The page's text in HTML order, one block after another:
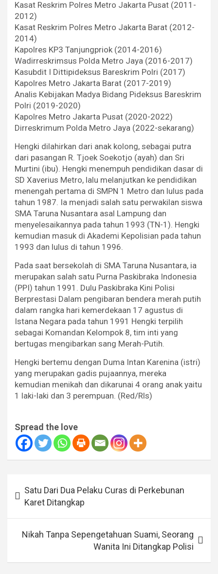
Kasat Reskrim Polres Metro Jakarta Pusat (2011-
2012)
Kasat Reskrim Polres Metro Jakarta Barat (2012-
2014)
Kapolres KP3 Tanjungpriok (2014-2016)
Wadirreskrimsus Polda Metro Jaya (2016-2017)
Kasubdit I Dittipideksus Bareskrim Polri (2017)
Kapolres Metro Jakarta Barat (2017-2019)
Analis Kebijakan Madya Bidang Pideksus Bareskrim
Polri (2019-2020)
Kapolres Metro Jakarta Pusat (2020-2022)
Dirreskrimum Polda Metro Jaya (2022-sekarang)
Hengki dilahirkan dari anak kolong, sebagai putra
dari pasangan R. Tjoek Soekotjo (ayah) dan Sri
Murtini (ibu). Hengki menempuh pendidikan dasar di
SD Xaverius Metro, lalu melanjutkan ke pendidikan
menengah pertama di SMPN 1 Metro dan lulus pada
tahun 1987. Ia menjadi salah satu perwakilan siswa
SMA Taruna Nusantara asal Lampung dan
menyelesaikannya pada tahun 1993 (TN-1). Hengki
kemudian masuk di Akademi Kepolisian pada tahun
1993 dan lulus di tahun 1996.
Pada saat bersekolah di SMA Taruna Nusantara, ia
merupakan salah satu Purna Paskibraka Indonesia
(PPI) tahun 1991. Dulu Paskibraka Kini Polisi
Berprestasi Dalam pengibaran bendera merah putih
dalam rangka hari kemerdekaan 17 agustus di
Istana Negara pada tahun 1991 Hengki terpilih
sebagai Komandan Kelompok 8, tim inti yang
bertugas mengibarkan sang Merah-Putih.
Hengki bertemu dengan Duma Intan Karenina (istri)
yang merupakan gadis pujaannya, mereka
kemudian menikah dan dikarunai 4 orang anak yaitu
1 laki-laki dan 3 perempuan. (Red/Rls)
Spread the love
posSatu Dari Dua Pelaku Curas di Perkebunan
Karet Ditangkap
Nikah Tanpa Sepengetahuan Suami, Seorang
Wanita Ini Ditangkap Polisi